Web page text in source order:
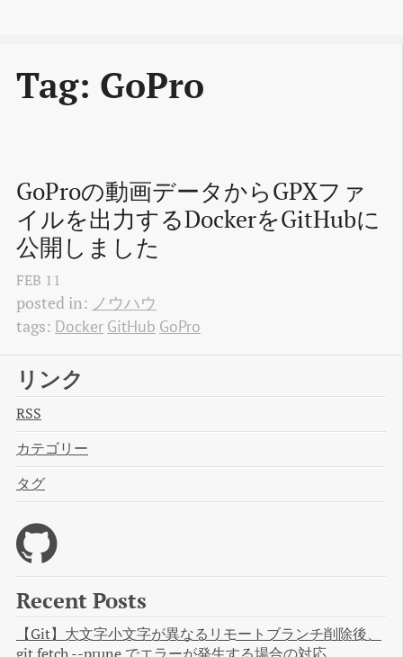
Tag: GoPro
GoProの動画データからGPXファ
イルを出力するDockerをGitHubに
公開しました
FEB 11
posted in: ノウハウ
tags: Docker GitHub GoPro
リンク
RSS
カテゴリー
タグ
Recent Posts
【Git】大文字小文字が異なるリモートブランチ削除後、